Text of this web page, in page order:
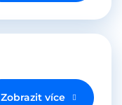
Zobrazit více